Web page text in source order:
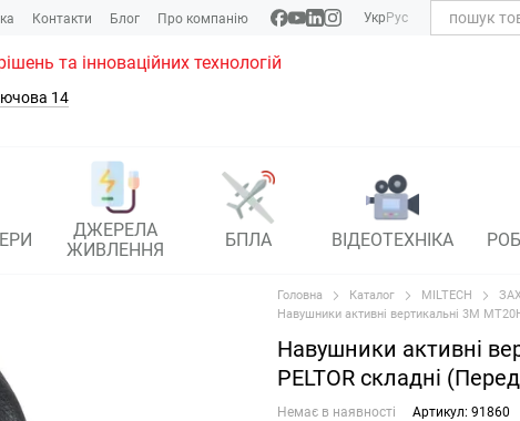
Контакти Блог Про компанію Укр Рус
та інноваційних технологій
14
ДЖЕРЕЛА
ЖИВЛЕННЯ
БПЛА ВІДЕОТЕХНІКА
Головна Каталог MILTECH
Навушники активні вертикальні 3M
Навушники активні
PELTOR складні
Немає в наявності Артикул: 91860